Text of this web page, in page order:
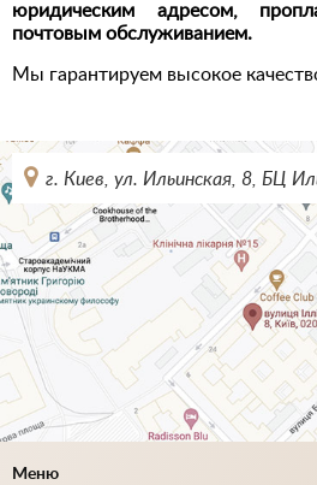
юридическим адресом,
почтовым обслуживанием.
Мы гарантируем высокое
г. Киев, ул. Ильинская, 8, БЦ
Меню